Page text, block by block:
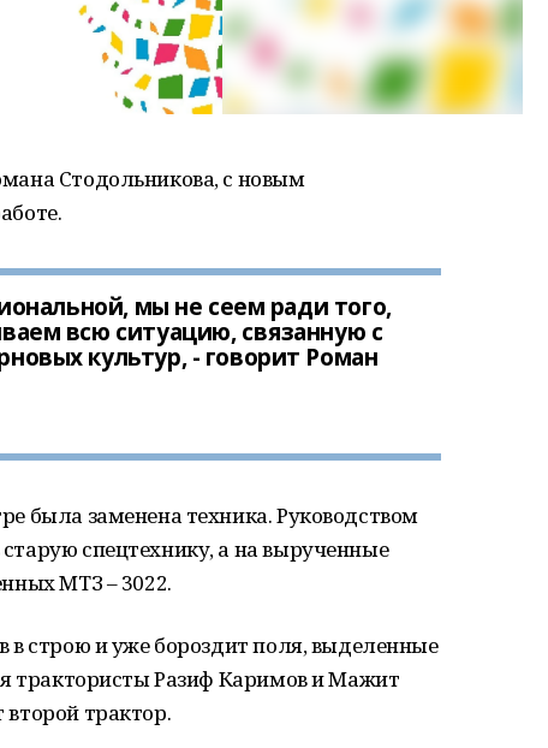
Стодольникова, с новым
мы не сеем ради того,
всю ситуацию, связанную с
культур, - говорит Роман
была заменена техника. Руководством
спецтехнику, а на вырученные
МТЗ – 3022.
в строю и уже бороздит поля, выделенные
трактористы Разиф Каримов и Мажит
трактор.